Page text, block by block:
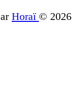
Horaï © 2026